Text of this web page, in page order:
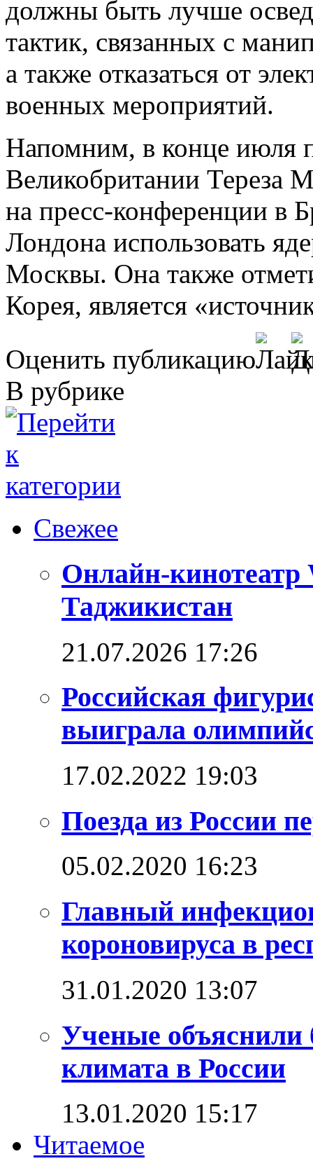
должны быть лучше
тактик, связанных с
а также отказаться от
военных мероприятий.
Напомним, в конце июля
Великобритании Тереза
на пресс-конференции в
Лондона использовать
Москвы. Она также
Корея, является
Оценить публикацию
В рубрике
Свежее
Онлайн-
Таджикистан
21.07.2026 17:26
Российская
выиграла
17.02.2022 19:03
Поезда из России
05.02.2020 16:23
Главный
короновируса в
31.01.2020 13:07
Ученые объяснили
климата в России
13.01.2020 15:17
Читаемое